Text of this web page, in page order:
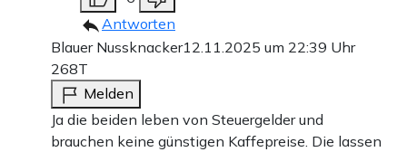
Antworten
Blauer Nussknacker12.11.2025 um 22:39 Uhr
268T
Melden
Ja die beiden leben von Steuergelder und
brauchen keine günstigen Kaffepreise. Die lassen